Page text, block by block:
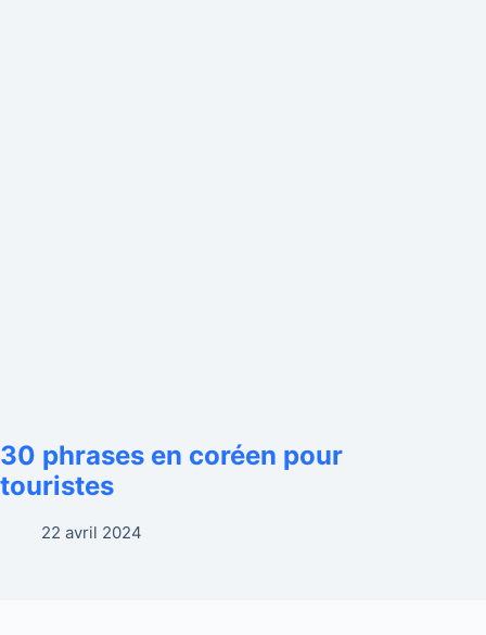
30 phrases en coréen pour
touristes
22 avril 2024